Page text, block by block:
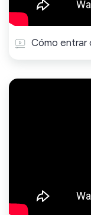
Cómo entrar